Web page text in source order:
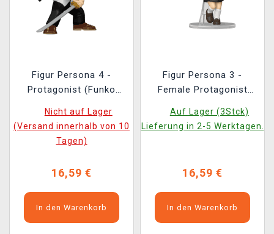
Figur Persona 4 -
Protagonist (Funko
Nicht auf Lager
(Versand innerhalb von 10
Tagen)
16,59 €
In den Warenkorb
Figur Persona 3 -
Female Protagonist
POP! Games 1237)
Auf Lager (3Stck)
Lieferung in 2-5 Werktagen.
16,59 €
In den Warenkorb